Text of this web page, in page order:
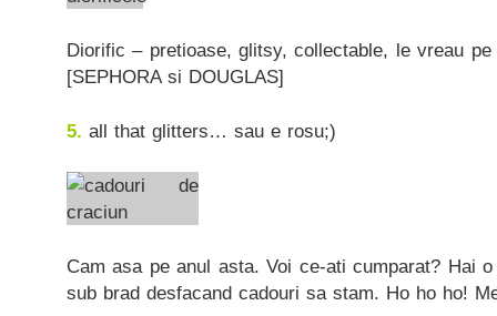
Diorific – pretioase, glitsy, collectable, le vreau
[SEPHORA si DOUGLAS]
5. all that glitters… sau e rosu;)
Cam asa pe anul asta. Voi ce-ati cumparat? Hai
sub brad desfacand cadouri sa stam. Ho ho ho!